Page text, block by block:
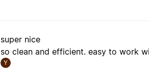
super nice
so clean and efficient. easy to work
Y